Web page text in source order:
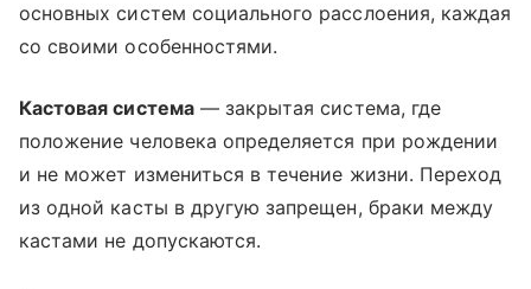
основных систем социального расслоения, каждая
со своими особенностями.
Кастовая система— закрытая система, где
положение человека определяется при рождении
и не может измениться в течение жизни. Переход
из одной касты в другую запрещен, браки между
кастами не допускаются.